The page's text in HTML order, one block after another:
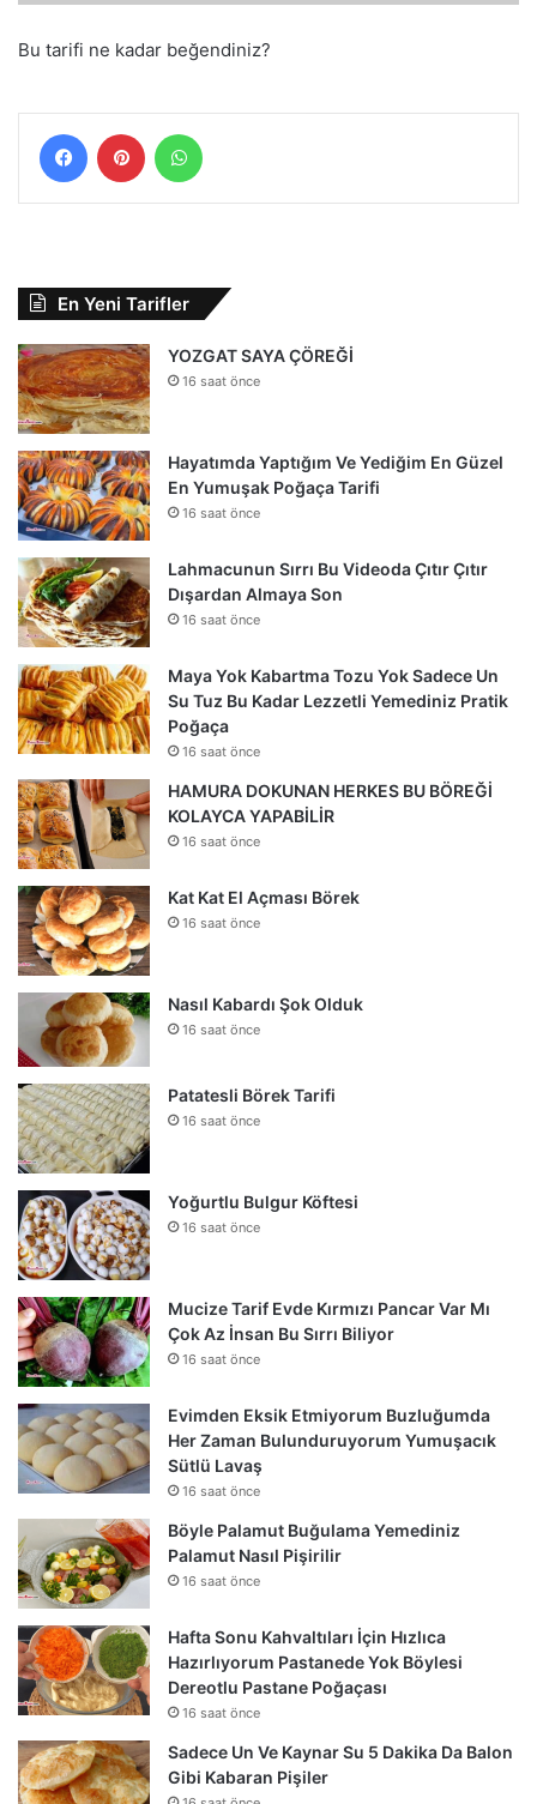
Bu tarifi ne kadar beğendiniz?
FacebookPinterest
En Yeni Tarifler
YOZGAT SAYA ÇÖREĞİ
16 saat önce
Hayatımda Yaptığım Ve Yediğim En Güzel
En Yumuşak Poğaça Tarifi
16 saat önce
Lahmacunun Sırrı Bu Videoda Çıtır Çıtır
Dışardan Almaya Son
16 saat önce
Maya Yok Kabartma Tozu Yok Sadece Un
Su Tuz Bu Kadar Lezzetli Yemediniz Pratik
Poğaça
16 saat önce
HAMURA DOKUNAN HERKES BU BÖREĞİ
KOLAYCA YAPABİLİR
16 saat önce
Kat Kat El Açması Börek
16 saat önce
Nasıl Kabardı Şok Olduk
16 saat önce
Patatesli Börek Tarifi
16 saat önce
Yoğurtlu Bulgur Köftesi
16 saat önce
Mucize Tarif Evde Kırmızı Pancar Var Mı
Çok Az İnsan Bu Sırrı Biliyor
16 saat önce
Evimden Eksik Etmiyorum Buzluğumda
Her Zaman Bulunduruyorum Yumuşacık
Sütlü Lavaş
16 saat önce
Böyle Palamut Buğulama Yemediniz
Palamut Nasıl Pişirilir
16 saat önce
Hafta Sonu Kahvaltıları İçin Hızlıca
Hazırlıyorum Pastanede Yok Böylesi
Dereotlu Pastane Poğaçası
16 saat önce
Sadece Un Ve Kaynar Su 5 Dakika Da Balon
Gibi Kabaran Pişiler